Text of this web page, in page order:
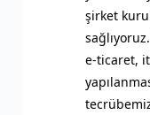
şirket
e-ticaret,